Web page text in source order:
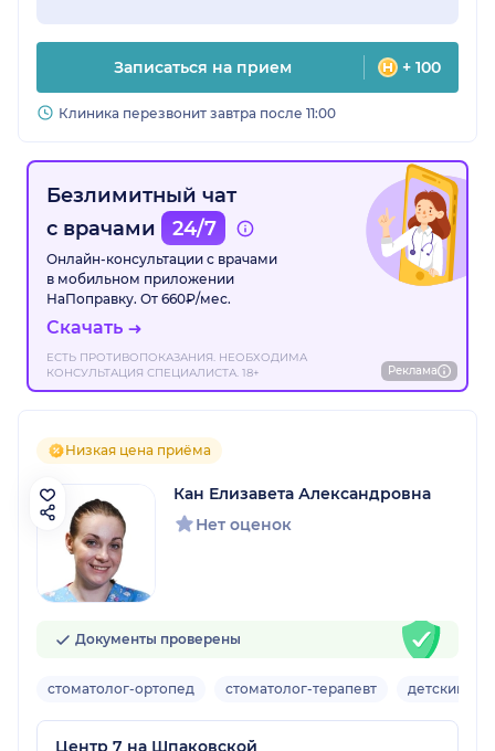
Записаться на прием + 100
Клиника перезвонит завтра после 11:00
Безлимитный чат
с врачами
24/7
Онлайн-консультации с врачами
в мобильном приложении
НаПоправку. От 660₽/мес.
Скачать
ЕСТЬ ПРОТИВОПОКАЗАНИЯ. НЕОБХОДИМА
КОНСУЛЬТАЦИЯ СПЕЦИАЛИСТА. 18+
Реклама
Низкая цена приёма
Кан Елизавета Александровна
Нет оценок
Документы проверены
стоматолог-ортопед стоматолог-терапевт детский
Центр 7 на Шпаковской